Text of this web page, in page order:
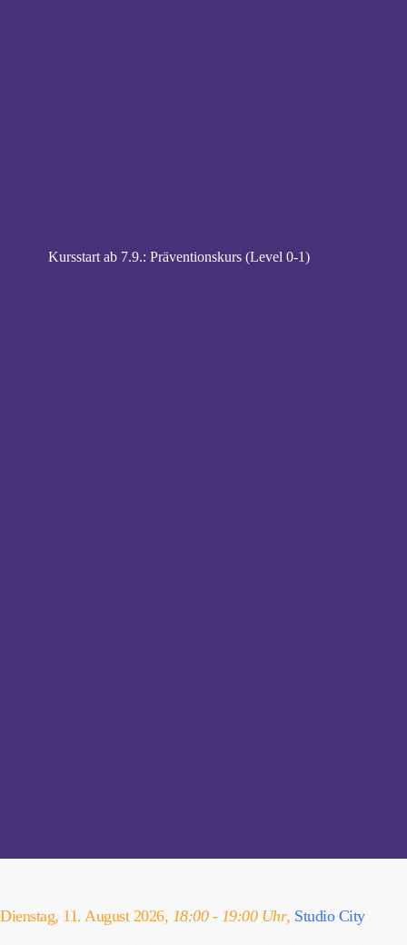
Kursstart ab 7.9.: Präventionskurs (Level 0-1)
Dienstag, 11. August 2026, 18:00 - 19:00 Uhr, Studio City